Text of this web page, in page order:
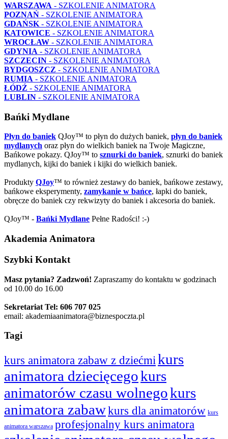
WARSZAWA - SZKOLENIE ANIMATORA
POZNAŃ - SZKOLENIE ANIMATORA
GDAŃSK - SZKOLENIE ANIMATORA
KATOWICE - SZKOLENIE ANIMATORA
WROCŁAW - SZKOLENIE ANIMATORA
GDYNIA - SZKOLENIE ANIMATORA
SZCZECIN - SZKOLENIE ANIMATORA
BYDGOSZCZ - SZKOLENIE ANIMATORA
RUMIA - SZKOLENIE ANIMATORA
ŁÓDŹ - SZKOLENIE ANIMATORA
LUBLIN - SZKOLENIE ANIMATORA
Bańki Mydlane
Płyn do baniek QJoy™ to płyn do dużych baniek, płyn do baniek
mydlanych oraz płyn do wielkich baniek na Twoje Magiczne,
Bańkowe pokazy. QJoy™ to sznurki do baniek, sznurki do baniek
mydlanych, kijki do baniek i kijki do wielkich baniek.
Produkty QJoy™ to również zestawy do baniek, bańkowe zestawy,
bańkowe eksperymenty, zamykanie w bańce, łapki do baniek,
obręcze do baniek czy rekwizyty do baniek i akcesoria do baniek.
QJoy™ - Bańki Mydlane Pełne Radości! :-)
Akademia Animatora
Szybki Kontakt
Masz pytania? Zadzwoń! Zapraszamy do kontaktu w godzinach
od 10.00 do 16.00
Sekretariat Tel: 606 707 025
email: akademiaanimatora@biznespoczta.pl
Tagi
kurs animatora zabaw z dziećmi kurs
animatora dziecięcegokurs
animatorów czasu wolnegokurs
animatora zabawkurs dla animatorów kurs
animatora warszawa profesjonalny kurs animatora